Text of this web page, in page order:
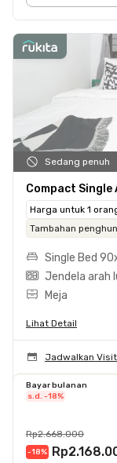
Sedang penuh
Compact Single
Harga untuk 1
Tambahan
Single Bed
Jendela arah
Meja
Lihat Detail
Jadwalkan Visit
Bayar bulanan
s.d. -18%
Rp2.668.000
-18%